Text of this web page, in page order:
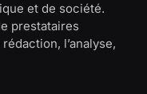
et de société.
prestataires
l’analyse,